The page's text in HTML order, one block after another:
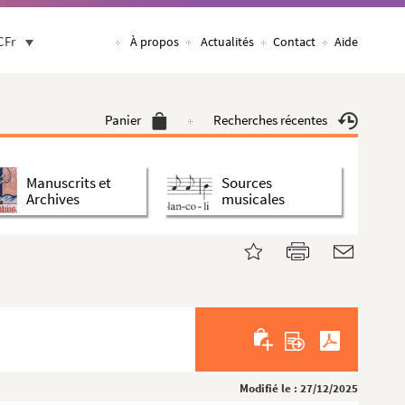
À propos Actualités Contact Aide
Panier Recherches récentes
Manuscrits et
Archives
Sources
musicales
Modifié le : 27/12/2025